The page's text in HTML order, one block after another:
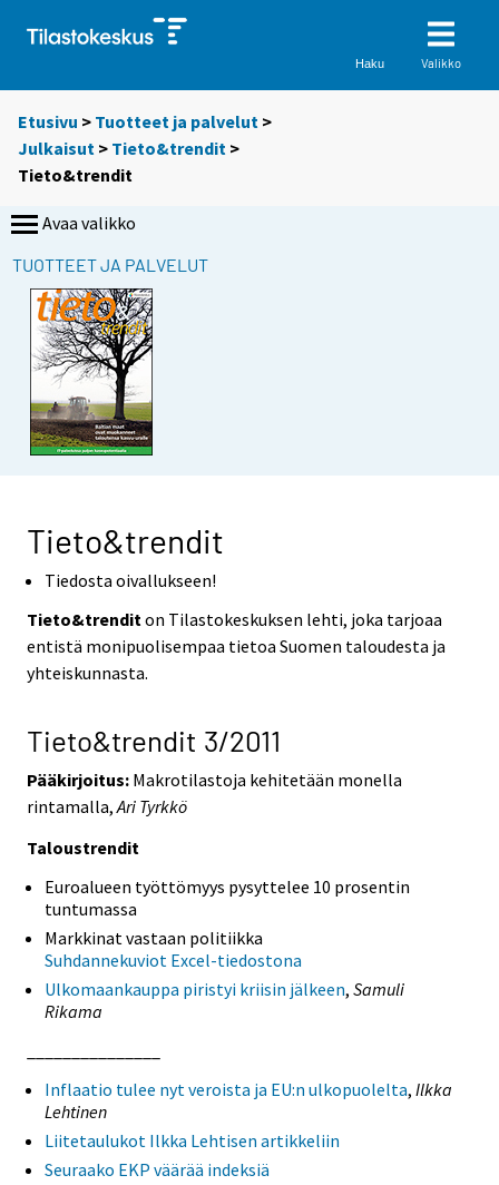
Haku Valikko
Etusivu > Tuotteet ja palvelut >
Julkaisut > Tieto&trendit >
Tieto&trendit
Avaa valikko
TUOTTEET JA PALVELUT
Tieto&trendit
Tiedosta oivallukseen!
Tieto&trendit on Tilastokeskuksen lehti, joka tarjoaa
entistä monipuolisempaa tietoa Suomen taloudesta ja
yhteiskunnasta.
Tieto&trendit 3/2011
Pääkirjoitus: Makrotilastoja kehitetään monella
rintamalla,Ari Tyrkkö
Taloustrendit
Euroalueen työttömyys pysyttelee 10 prosentin
tuntumassa
Markkinat vastaan politiikka
Suhdannekuviot Excel-tiedostona
Ulkomaankauppa piristyi kriisin jälkeen, Samuli
Rikama
Inflaatio tulee nyt veroista ja EU:n ulkopuolelta, Ilkka
Lehtinen
Liitetaulukot Ilkka Lehtisen artikkeliin
Seuraako EKP väärää indeksiä